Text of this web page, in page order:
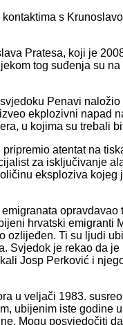
s
Pratesa, koji je
tog suđenja su
Penavi
ekplozivni napad
u kojima su trebali
atentat na
za isključivanje
eksploziva
opravdavao
hrvatski emigranti
ozlijeđen. Ti su ljudi
Svjedok je rekao da
Josp Perković i
u veljači 1983.
ubijenim iste godine
Mogu posvjedočiti